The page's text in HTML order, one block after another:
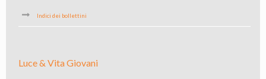
Indici dei bollettini
Luce & Vita Giovani